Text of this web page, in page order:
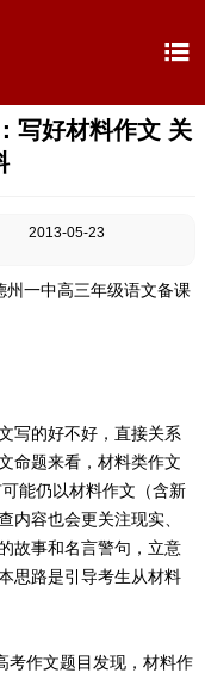

写好材料作文 关
2013-05-23
一中高三年级语文备课
写的好不好，直接关系
命题来看，材料类作文
能仍以材料作文（含新
内容也会更关注现实、
故事和名言警句，立意
思路是引导考生从材料
作文题目发现，材料作